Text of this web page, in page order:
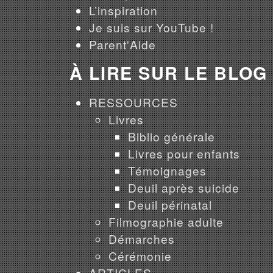
L’inspiration
Je suis sur YouTube !
Parent'Aide
À LIRE SUR LE BLOG
RESSOURCES
Livres
Biblio générale
Livres pour enfants
Témoignages
Deuil après suicide
Deuil périnatal
Filmographie adulte
Démarches
Cérémonie